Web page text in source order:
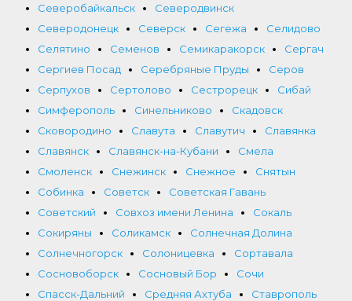
Северобайкальск
Северодвинск
Северодонецк
Северск Сегежа
Селидово
Селятино
Семенов Семикаракорск
Сергач
Сергиев Посад
Серебряные Пруды
Серов
Серпухов
Сертолово Сестрорецк
Сибай
Симферополь
Синельниково
Скадовск
Сковородино
Славута Славутич
Славянка
Славянск
Славянск-на-Кубани
Смела
Смоленск
Снежинск Снежное
Снятын
Собинка
Советск
Советская Гавань
Советский
Совхоз имени Ленина
Сокаль
Сокиряны
Соликамск
Солнечная Долина
Солнечногорск
Солоницевка
Сортавала
Сосновоборск
Сосновый Бор
Сочи
Спасск-Дальний
Средняя Ахтуба
Ставрополь